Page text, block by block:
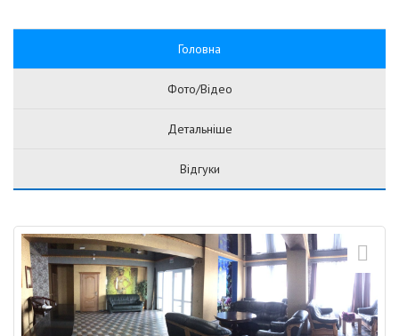
Головна
Фото/Відео
Детальніше
Відгуки